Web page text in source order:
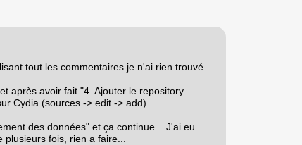
tout les commentaires je n'ai rien trouvé
après avoir fait "4. Ajouter le repository
Cydia (sources -> edit -> add)
des données" et ça continue... J'ai eu
fois, rien a faire...